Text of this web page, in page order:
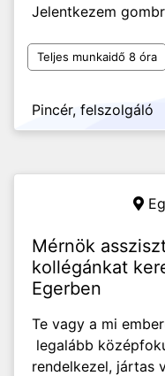
Jelentkezem
Teljes munkaidő 8 óra
Pincér, felszolgáló
Mérnök
kollégánkat
Egerben
Te vagy a mi
legalább
rendelkezel, jártas